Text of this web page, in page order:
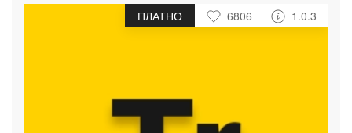
ПЛАТНО 6806 1.0.3